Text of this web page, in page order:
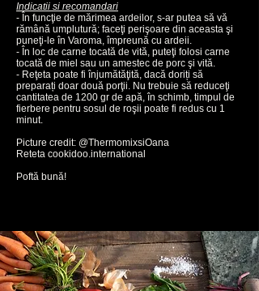
Indicatii si recomandari
- În funcţie de mărimea ardeilor, s-ar putea să vă
rămână umplutură; faceţi perişoare din aceasta şi
puneţi-le în Varoma, împreună cu ardeii.
- În loc de carne tocată de vită, puteţi folosi carne
tocată de miel sau un amestec de porc şi vită.
- Reţeta poate fi înjumătăţită, dacă doriți să
preparați doar două porţii. Nu trebuie să reduceţi
cantitatea de 1200 gr de apă, în schimb, timpul de
fierbere pentru sosul de roşii poate fi redus cu 1
minut.
Picture credit: @ThermomixsiOana
Reteta cookidoo.international
Poftă bună!